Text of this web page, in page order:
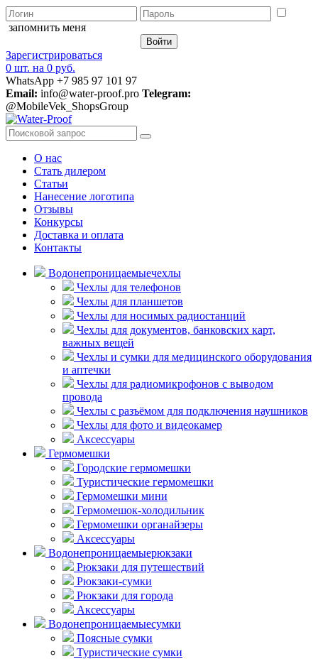
запомнить меня
Зарегистрироваться
0 шт. на 0 руб.
WhatsApp +7 985 97 101 97
Email: info@water-proof.pro Telegram:
@MobileVek_ShopsGroup
О нас
Стать дилером
Статьи
Нанесение логотипа
Отзывы
Конкурсы
Доставка и оплата
Контакты
Водонепроницаемыечехлы
Чехлы для телефонов
Чехлы для планшетов
Чехлы для носимых радиостанций
Чехлы для документов, банковских карт,
важных вещей
Чехлы и сумки для медицинского оборудования
и аптечки
Чехлы для радиомикрофонов с выводом
провода
Чехлы с разъёмом для подключения наушников
Чехлы для фото и видеокамер
Аксессуары
Гермомешки
Городские гермомешки
Туристические гермомешки
Гермомешки мини
Гермомешок-холодильник
Гермомешки органайзеры
Аксессуары
Водонепроницаемыерюкзаки
Рюкзаки для путешествий
Рюкзаки-сумки
Рюкзаки для города
Аксессуары
Водонепроницаемыесумки
Поясные сумки
Туристические сумки